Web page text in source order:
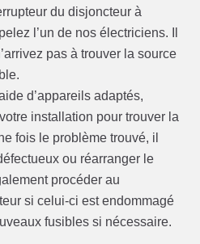
du disjoncteur à
l’un de nos électriciens. Il
pas à trouver la source
d’appareils adaptés,
installation pour trouver la
fois le problème trouvé, il
ou réarranger le
procéder au
si celui-ci est endommagé
fusibles si nécessaire.